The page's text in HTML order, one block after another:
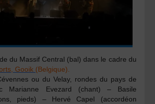
du Massif Central (bal) dans le cadre du
Gooik (Belgique).
ou du Velay, rondes du pays de
Marianne Evezard (chant) – Basile
pieds) – Hervé Capel (accordéon